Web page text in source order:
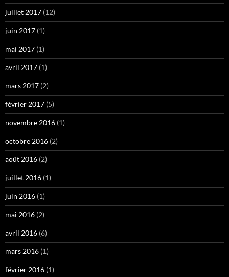
juillet 2017 (12)
juin 2017 (1)
mai 2017 (1)
avril 2017 (1)
mars 2017 (2)
février 2017 (5)
novembre 2016 (1)
octobre 2016 (2)
août 2016 (2)
juillet 2016 (1)
juin 2016 (1)
mai 2016 (2)
avril 2016 (6)
mars 2016 (1)
février 2016 (1)